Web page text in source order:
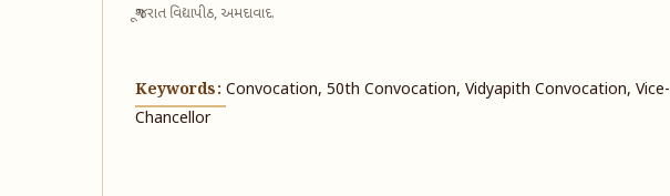
ગૂજરાત વિદ્યાપીઠ, અમદાવાદ.
Keywords: Convocation, 50th Convocation, Vidyapith Convocation, Vice-
Chancellor